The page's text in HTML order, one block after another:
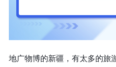
地广物博的新疆，有太多的旅